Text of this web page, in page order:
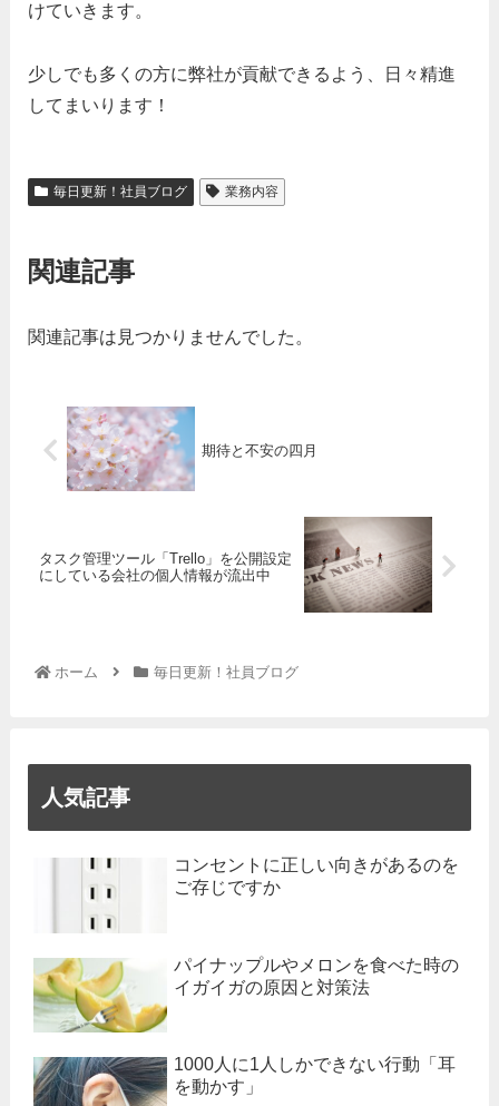
けていきます。
少しでも多くの方に弊社が貢献できるよう、日々精進
してまいります！
毎日更新！社員ブログ 業務内容
関連記事
関連記事は見つかりませんでした。
期待と不安の四月
タスク管理ツール「Trello」を公開設定
にしている会社の個人情報が流出中
ホーム 毎日更新！社員ブログ
人気記事
コンセントに正しい向きがあるのを
ご存じですか
パイナップルやメロンを食べた時の
イガイガの原因と対策法
1000人に1人しかできない行動「耳
を動かす」